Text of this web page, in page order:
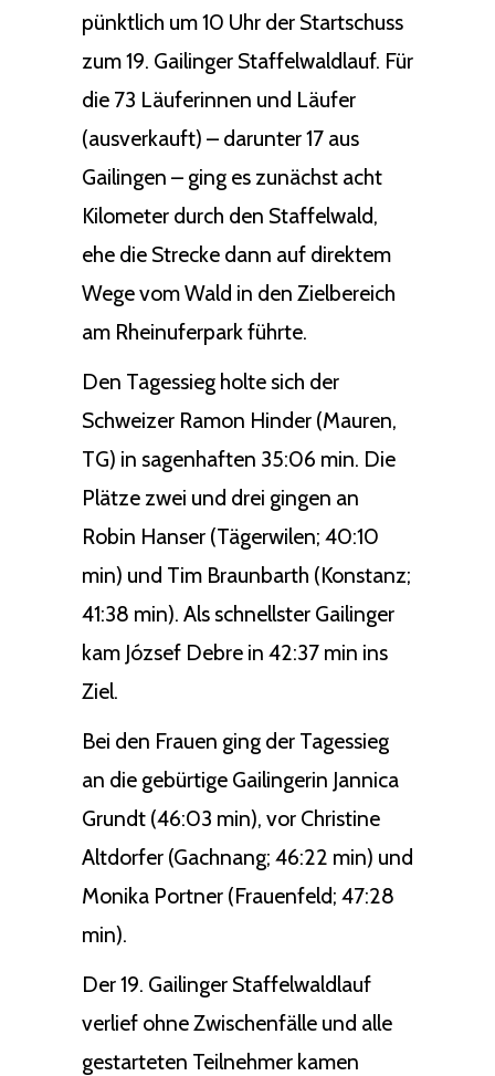
pünktlich um 10 Uhr der Startschuss
zum 19. Gailinger Staffelwaldlauf. Für
die 73 Läuferinnen und Läufer
(ausverkauft) – darunter 17 aus
Gailingen – ging es zunächst acht
Kilometer durch den Staffelwald,
ehe die Strecke dann auf direktem
Wege vom Wald in den Zielbereich
am Rheinuferpark führte.
Den Tagessieg holte sich der
Schweizer Ramon Hinder (Mauren,
TG) in sagenhaften 35:06 min. Die
Plätze zwei und drei gingen an
Robin Hanser (Tägerwilen; 40:10
min) und Tim Braunbarth (Konstanz;
41:38 min). Als schnellster Gailinger
kam József Debre in 42:37 min ins
Ziel.
Bei den Frauen ging der Tagessieg
an die gebürtige Gailingerin Jannica
Grundt (46:03 min), vor Christine
Altdorfer (Gachnang; 46:22 min) und
Monika Portner (Frauenfeld; 47:28
min).
Der 19. Gailinger Staffelwaldlauf
verlief ohne Zwischenfälle und alle
gestarteten Teilnehmer kamen